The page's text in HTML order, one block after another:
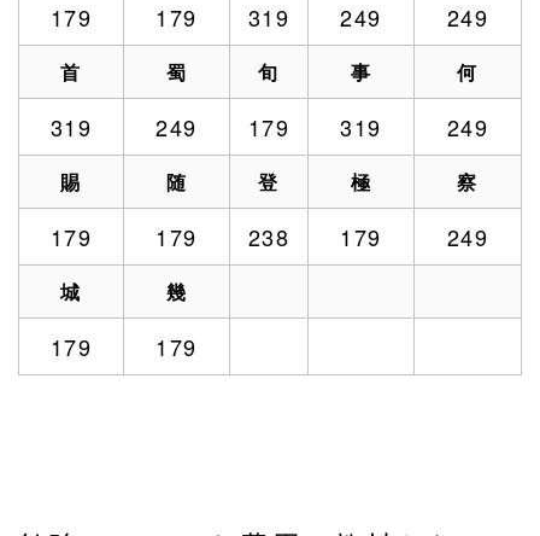
179 179 319 249 249
首 蜀 旬 事 何
319 249 179 319 249
賜 随 登 極 察
179 179 238 179 249
城 幾
179 179